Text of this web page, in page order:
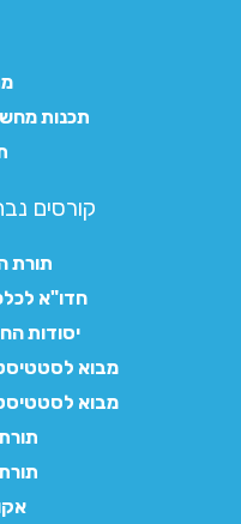
תכנות
קורסים
תורת
חדו"א לכלכלה
יסודות
מבוא
מבוא